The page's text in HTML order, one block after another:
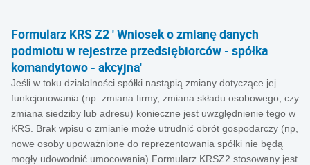
Formularz KRS Z2 ' Wniosek o zmianę danych
podmiotu w rejestrze przedsiębiorców - spółka
komandytowo - akcyjna'
Jeśli w toku działalności spółki nastąpią zmiany dotyczące jej
funkcjonowania (np. zmiana firmy, zmiana składu osobowego, czy
zmiana siedziby lub adresu) konieczne jest uwzględnienie tego w
KRS. Brak wpisu o zmianie może utrudnić obrót gospodarczy (np,
nowe osoby upoważnione do reprezentowania spółki nie będą
mogły udowodnić umocowania).Formularz KRSZ2 stosowany jest